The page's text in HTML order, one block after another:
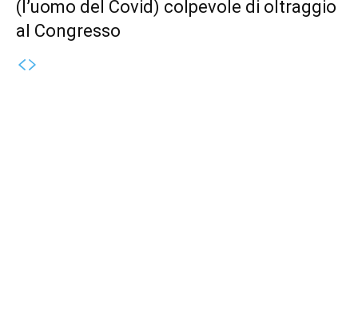
(l’uomo del Covid) colpevole di oltraggio
al Congresso